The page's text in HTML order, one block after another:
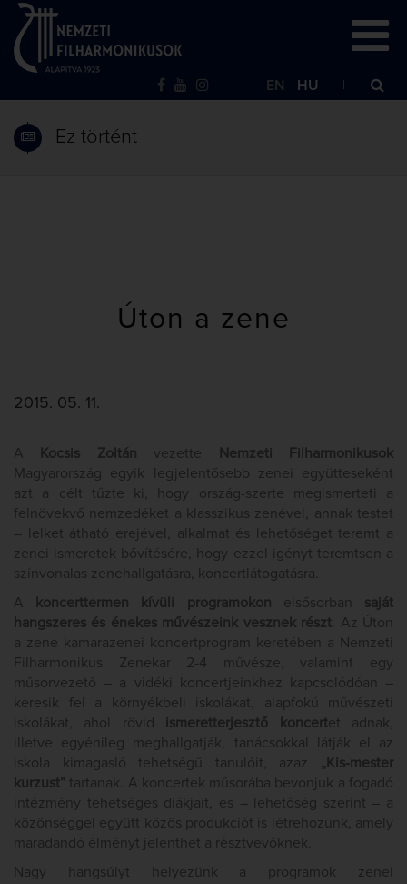
EN HU
Ez történt
Úton a zene
2015. 05. 11.
A Kocsis Zoltán vezette
Nemzeti Filharmonikusok
Magyarország egyik legjelentősebb zenei együtteseként
azt a célt tűzte ki, hogy ország-szerte megismerteti a
felnövekvő nemzedéket a klasszikus zenével, annak testet
– lelket átható erejével, alkalmat és lehetőséget teremt a
zenei ismeretek bővítésére, hogy ezzel igényt teremtsen a
színvonalas zenehallgatásra, koncertlátogatásra.
A
koncerttermen kívüli programokon elsősorban saját
hangszeres és énekes művészeink vesznek részt . Az Úton
a zene kamarazenei koncertprogram keretében a Nemzeti
Filharmonikus Zenekar 2-4 művésze, valamint egy
műsorvezető – a vidéki koncertjeinkhez kapcsolódóan –
keresik fel a környékbeli iskolákat, alapfokú művészeti
iskolákat, ahol rövid
ismeretterjesztő koncertet adnak,
illetve egyénileg meghallgatják, tanácsokkal látják el az
iskola kimagasló tehetségű tanulóit, azaz
„Kis-mester
kurzust” tartanak. A koncertek műsorába bevonjuk a fogadó
intézmény tehetséges diákjait, és – lehetőség szerint – a
közönséggel együtt közös produkciót is létrehozunk, amely
maradandó élményt jelenthet a résztvevőknek.
Nagy hangsúlyt helyezünk a programok zenei